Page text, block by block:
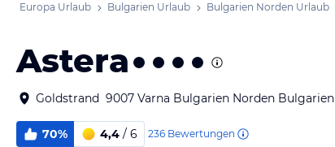
Europa Urlaub Bulgarien Urlaub Bulgarien Norden Urlaub
Astera
Goldstrand 9007 Varna Bulgarien Norden Bulgarien
70% 4,4 / 6 236 Bewertungen